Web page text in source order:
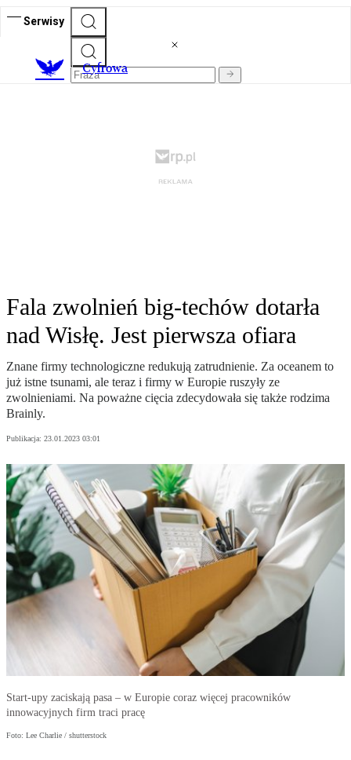
Serwisy
Cyfrowa
Fala zwolnień big-techów dotarła
nad Wisłę. Jest pierwsza ofiara
Znane firmy technologiczne redukują zatrudnienie. Za oceanem to
już istne tsunami, ale teraz i firmy w Europie ruszyły ze
zwolnieniami. Na poważne cięcia zdecydowała się także rodzima
Brainly.
Publikacja: 23.01.2023 03:01
Start-upy zaciskają pasa – w Europie coraz więcej pracowników
innowacyjnych firm traci pracę
Foto: Lee Charlie / shutterstock